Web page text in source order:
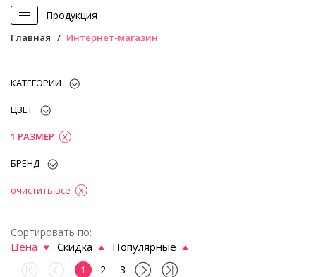
Продукция
Главная Интернет-магазин
КАТЕГОРИИ
ЦВЕТ
1 РАЗМЕР
БРЕНД
очистить все
Сортировать по:
Цена Скидка Популярные
1 2 3